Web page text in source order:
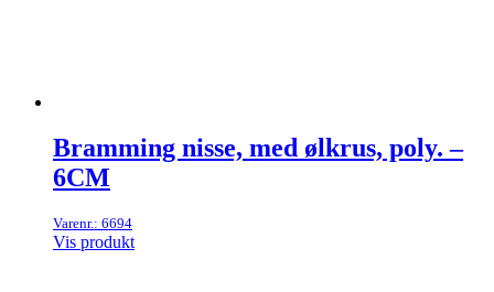
Bramming nisse, med ølkrus, poly. –
6CM
Varenr.: 6694
Vis produkt